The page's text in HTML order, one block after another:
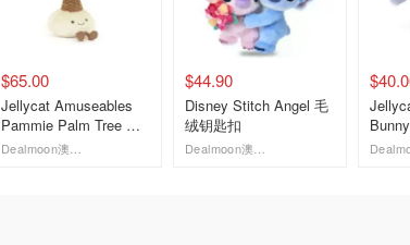
$65.00
Jellycat Amuseables
Pammie Palm Tree 玩
具 棕榈树
$44.90
Disney Stitch Angel 毛
绒钥匙扣